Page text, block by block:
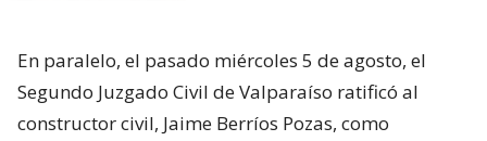
En paralelo, el pasado miércoles 5 de agosto, el
Segundo Juzgado Civil de Valparaíso ratificó al
constructor civil, Jaime Berríos Pozas, como